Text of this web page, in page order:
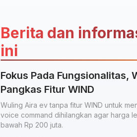
Berita dan
ini
Fokus Pada Fungsionalitas,
Pangkas Fitur WIND
Wuling Aira ev tanpa fitur WIND untuk
voice command dihilangkan agar harga
bawah Rp 200 juta.